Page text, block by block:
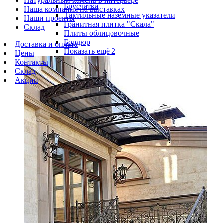
Брусчатка
Тактильные наземные указатели
Гранитная плитка "Скала"
Плиты облицовочные
Бордюр
Показать ещё 2
Наша компания на выставках
Наши проекты
Склад
Доставка и оплата
Цены
Контакты
Склад
Акции